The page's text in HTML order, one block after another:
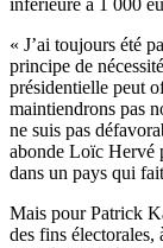
inférieure à 1 000
« J’ai toujours été
principe de
présidentielle peut
maintiendrons pas
ne suis pas
abonde Loïc Hervé
dans un pays qui
Mais pour Patrick
des fins